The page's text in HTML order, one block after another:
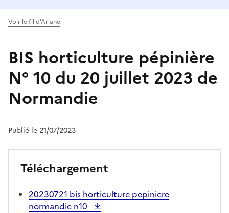
Voir le fil d'Ariane
BIS horticulture pépinière
N° 10 du 20 juillet 2023 de
Normandie
Publié le 21/07/2023
Téléchargement
20230721 bis horticulture pepiniere
normandie n10